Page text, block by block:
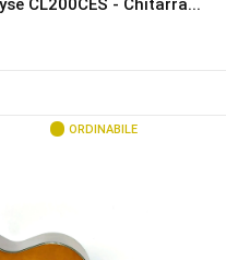
CL200CES - Chitarra...
ORDINABILE